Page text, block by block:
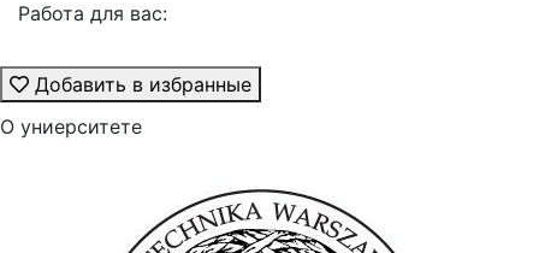
Работа для вас:
Добавить в избранные
О униерситете